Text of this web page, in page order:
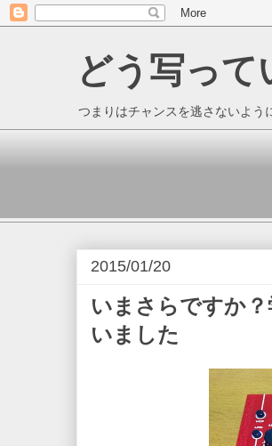
どう写っ
つまりはチャンスを逃さないよう
2015/01/20
いまさらですか
いました